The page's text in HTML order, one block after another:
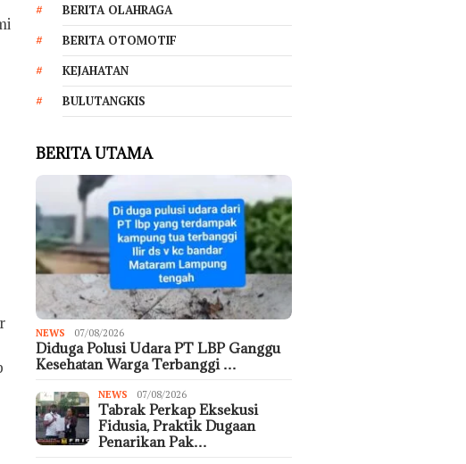
BERITA OLAHRAGA
BERITA OTOMOTIF
KEJAHATAN
BULUTANGKIS
BERITA UTAMA
NEWS 07/08/2026
Diduga Polusi Udara PT LBP Ganggu
Kesehatan Warga Terbanggi …
NEWS 07/08/2026
Tabrak Perkap Eksekusi
Fidusia, Praktik Dugaan
Penarikan Pak…